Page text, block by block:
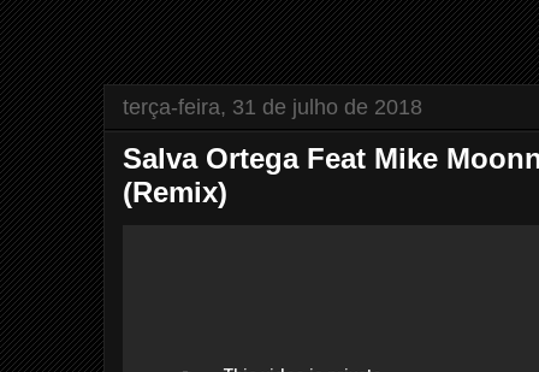
terça-feira, 31 de julho de 2018
Salva Ortega Feat Mike
(Remix)